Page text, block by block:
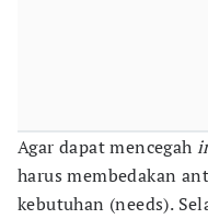
Agar dapat mencegah
harus membedakan
kebutuhan (needs).